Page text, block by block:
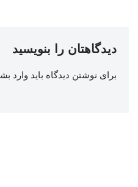
دیدگاهتان را بنویسید
برای نوشتن دیدگاه باید وارد